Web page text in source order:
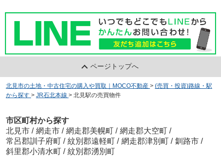
ページトップへ
北見市の土地・中古住宅の購入や買取｜MOCO不動産 > (売買・投資)路線・駅
から探す > JR石北本線 > 北見駅の売買物件
市区町村から探す
北見市 / 網走市 / 網走郡美幌町 / 網走郡大空町 /
常呂郡訓子府町 / 紋別郡遠軽町 / 網走郡津別町 / 釧路市 /
斜里郡小清水町 / 紋別郡湧別町